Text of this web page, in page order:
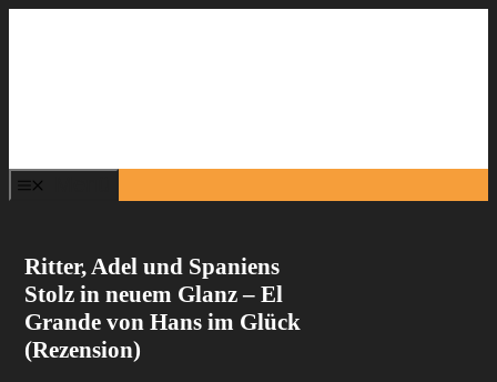
Ritter, Adel und Spaniens
Stolz in neuem Glanz – El
Grande von Hans im Glück
(Rezension)